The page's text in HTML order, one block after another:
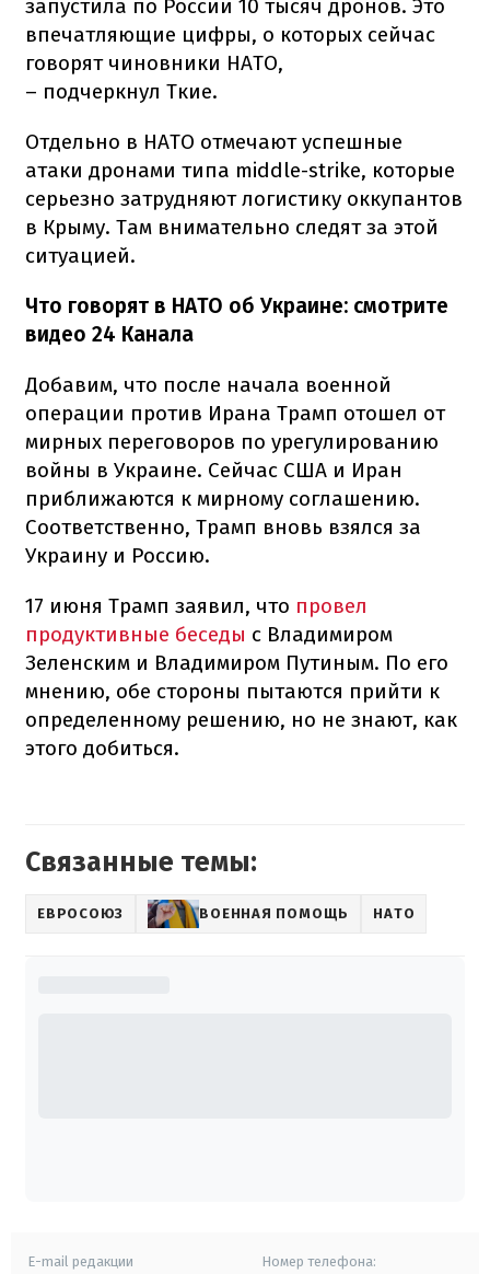
запустила по России 10 тысяч дронов. Это
впечатляющие цифры, о которых сейчас
говорят чиновники НАТО,
– подчеркнул Ткие.
Отдельно в НАТО отмечают успешные
атаки дронами типа middle-strike, которые
серьезно затрудняют логистику оккупантов
в Крыму. Там внимательно следят за этой
ситуацией.
Что говорят в НАТО об Украине: смотрите
видео 24 Канала
Добавим, что после начала военной
операции против Ирана Трамп отошел от
мирных переговоров по урегулированию
войны в Украине. Сейчас США и Иран
приближаются к мирному соглашению.
Соответственно, Трамп вновь взялся за
Украину и Россию.
17 июня Трамп заявил, что провел
продуктивные беседы с Владимиром
Зеленским и Владимиром Путиным. По его
мнению, обе стороны пытаются прийти к
определенному решению, но не знают, как
этого добиться.
Связанные темы:
ЕВРОСОЮЗ ВОЕННАЯ ПОМОЩЬ НАТО
E-mail редакции Номер телефона: